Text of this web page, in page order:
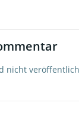
nicht